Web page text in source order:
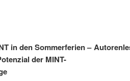
in den Sommerferien –
der MINT-